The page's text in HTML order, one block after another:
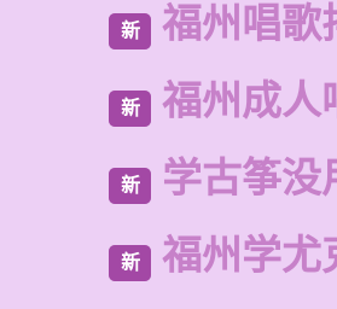
新 福州唱歌
新 福州成人
新 学古筝没
新 福州学尤